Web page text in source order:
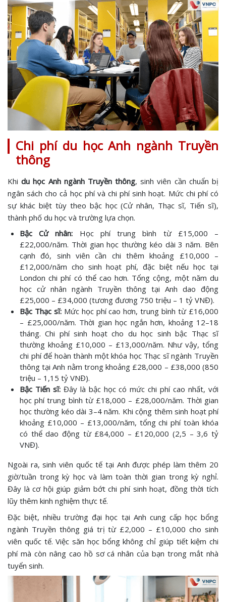
Chi phí du học Anh ngành Truyền
thông
Khidu học Anh ngành Truyền thông, sinh viên cần chuẩn bị
ngân sách cho cả học phí và chi phí sinh hoạt. Mức chi phí có
sự khác biệt tùy theo bậc học (Cử nhân, Thạc sĩ, Tiến sĩ),
thành phố du học và trường lựa chọn.
Bậc Cử nhân: Học phí trung bình từ £15,000 –
£22,000/năm. Thời gian học thường kéo dài 3 năm. Bên
cạnh đó, sinh viên cần chi thêm khoảng £10,000 –
£12,000/năm cho sinh hoạt phí, đặc biệt nếu học tại
London chi phí có thể cao hơn. Tổng cộng, một năm du
học cử nhân ngành Truyền thông tại Anh dao động
£25,000 – £34,000 (tương đương 750 triệu – 1 tỷ VNĐ).
Bậc Thạc sĩ: Mức học phí cao hơn, trung bình từ £16,000
– £25,000/năm. Thời gian học ngắn hơn, khoảng 12–18
tháng. Chi phí sinh hoạt cho du học sinh bậc Thạc sĩ
thường khoảng £10,000 – £13,000/năm. Như vậy, tổng
chi phí để hoàn thành một khóa học Thạc sĩ ngành Truyền
thông tại Anh nằm trong khoảng £28,000 – £38,000 (850
triệu – 1,15 tỷ VNĐ).
Bậc Tiến sĩ: Đây là bậc học có mức chi phí cao nhất, với
học phí trung bình từ £18,000 – £28,000/năm. Thời gian
học thường kéo dài 3–4 năm. Khi cộng thêm sinh hoạt phí
khoảng £10,000 – £13,000/năm, tổng chi phí toàn khóa
có thể dao động từ £84,000 – £120,000 (2,5 – 3,6 tỷ
VNĐ).
Ngoài ra, sinh viên quốc tế tại Anh được phép làm thêm 20
giờ/tuần trong kỳ học và làm toàn thời gian trong kỳ nghỉ.
Đây là cơ hội giúp giảm bớt chi phí sinh hoạt, đồng thời tích
lũy thêm kinh nghiệm thực tế.
Đặc biệt, nhiều trường đại học tại Anh cung cấp học bổng
ngành Truyền thông giá trị từ £2,000 – £10,000 cho sinh
viên quốc tế. Việc săn học bổng không chỉ giúp tiết kiệm chi
phí mà còn nâng cao hồ sơ cá nhân của bạn trong mắt nhà
tuyển sinh.